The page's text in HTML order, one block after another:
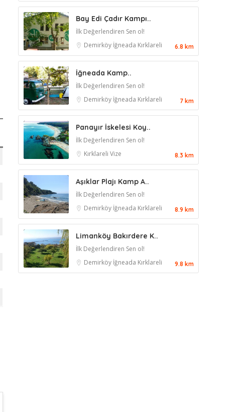
Bay Edi Çadır Kampı..
İlk Değerlendiren Sen ol!
Demirköy İğneada Kırklareli 6.8 km
İğneada Kamp..
İlk Değerlendiren Sen ol!
Demirköy İğneada Kırklareli 7 km
Panayır İskelesi Koy..
İlk Değerlendiren Sen ol!
Kırklareli Vize 8.3 km
Aşıklar Plajı Kamp A..
İlk Değerlendiren Sen ol!
Demirköy İğneada Kırklareli 8.9 km
Limanköy Bakırdere K..
İlk Değerlendiren Sen ol!
Demirköy İğneada Kırklareli 9.8 km